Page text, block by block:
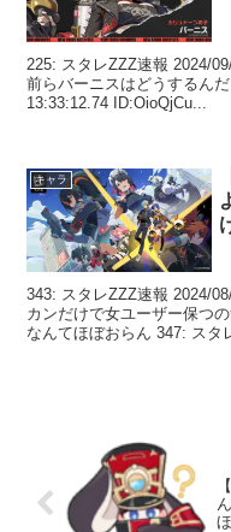
225: スタレZZZ速報 2024/
前らバーニスはどうするん
13:33:12.74 ID:OioQjCu...
キャラ
343: スタレZZZ速報 2024/
カンだけで女ユーザー保つ
なんてほぼおらん 347: スタ